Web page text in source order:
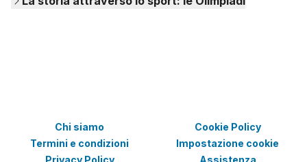
Chi siamo
Termini e condizioni
Cookie Policy
Impostazione cookie